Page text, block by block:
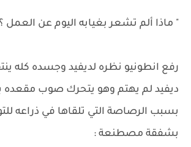
" ماذا ألم تشعر بغيابه اليوم عن العمل
رفع انطونيو نظره لديفيد وجسده كله
ديفيد لم يهتم وهو يتحرك صوب مقعده
بسبب الرصاصة التي تلقاها في ذراعه
بشفقة مصطنعة :